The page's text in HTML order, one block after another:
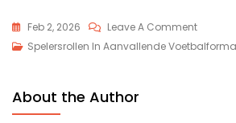
Feb 2, 2026 Leave A CommentOn
Spelersrollen In Aanvallende
About the Author